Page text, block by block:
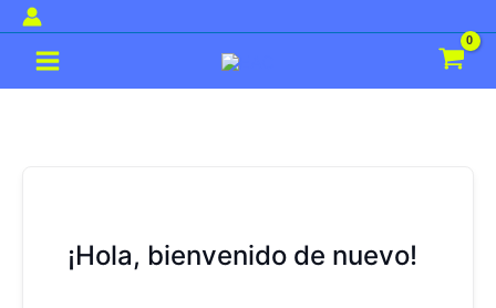
al
contenido
Main
¡Hola, bienvenido de nuevo!